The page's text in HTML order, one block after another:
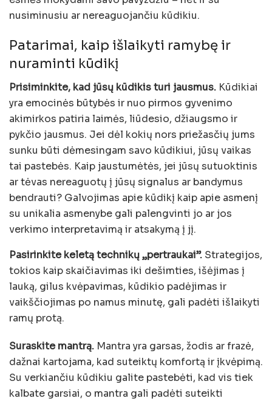
nusiminusiu ar nereaguojančiu kūdikiu.
Patarimai, kaip išlaikyti ramybę ir
nuraminti kūdikį
Prisiminkite, kad jūsų kūdikis turi jausmus. Kūdikiai
yra emocinės būtybės ir nuo pirmos gyvenimo
akimirkos patiria laimės, liūdesio, džiaugsmo ir
pykčio jausmus. Jei dėl kokių nors priežasčių jums
sunku būti dėmesingam savo kūdikiui, jūsų vaikas
tai pastebės. Kaip jaustumėtės, jei jūsų sutuoktinis
ar tėvas nereaguotų į jūsų signalus ar bandymus
bendrauti? Galvojimas apie kūdikį kaip apie asmenį
su unikalia asmenybe gali palengvinti jo ar jos
verkimo interpretavimą ir atsakymą į jį.
Pasirinkite keletą technikų „pertraukai”. Strategijos,
tokios kaip skaičiavimas iki dešimties, išėjimas į
lauką, gilus kvėpavimas, kūdikio padėjimas ir
vaikščiojimas po namus minutę, gali padėti išlaikyti
ramų protą.
Suraskite mantrą. Mantra yra garsas, žodis ar frazė,
dažnai kartojama, kad suteiktų komfortą ir įkvėpimą.
Su verkiančiu kūdikiu galite pastebėti, kad vis tiek
kalbate garsiai, o mantra gali padėti suteikti